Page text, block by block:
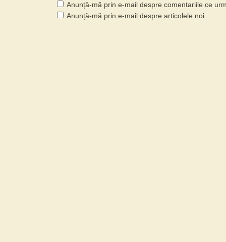
Anunță-mă prin e-mail despre comentariile ce
Anunță-mă prin e-mail despre articolele noi.